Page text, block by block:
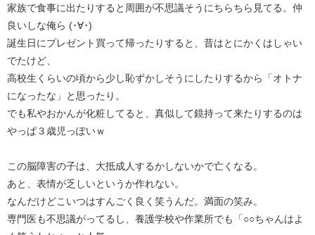
家族で食事に出たりすると周囲が不思議そうにちらちら見てる。仲
良いしな俺ら (･∀･)
誕生日にプレゼント買って帰ったりすると、昔はとにかくはしゃい
でたけど、
高校生くらいの頃から少し恥ずかしそうにしたりするから「オトナ
になったな」と思ったり。
でも私やおかんが化粧してると、真似して鏡持って来たりするのは
やっぱ３歳児っぽいｗ
この脳障害の子は、大抵成人するかしないかで亡くなる。
あと、表情が乏しいというか作れない。
なんだけどこいつはすんごく良く笑うんだ。満面の笑み。
専門医も不思議がってるし、養護学校や作業所でも「○○ちゃんはよ